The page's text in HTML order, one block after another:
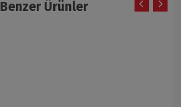
Benzer Ürünler